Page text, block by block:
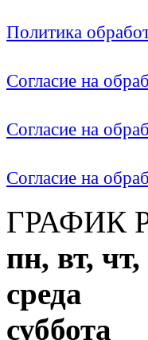
Политика
Согласие на
Согласие на
Согласие на
ГРАФИК
пн, вт,
среда с
суббота